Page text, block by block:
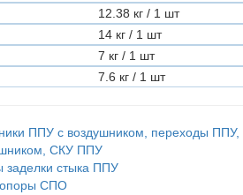
12.38 кг / 1 шт
14 кг / 1 шт
7 кг / 1 шт
7.6 кг / 1 шт
ППУ с воздушником, переходы ППУ,
СКУ ППУ
заделки стыка ППУ
СПО